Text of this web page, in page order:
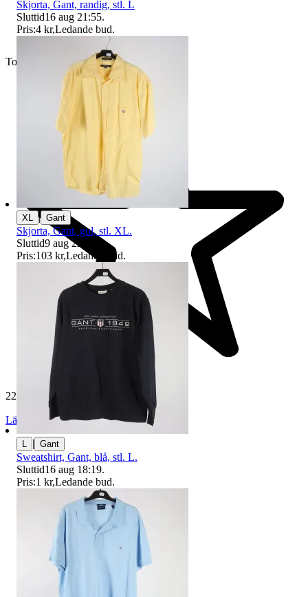
Toppsäljare
229 596 omdömen
Läs omdömen Följ
Skjorta, Gant, randig, stl. L
Sluttid16 aug 21:55.
Pris:4 kr,Ledande bud.
XL | Gant
Skjorta, Gant, gul, stl. XL.
Sluttid9 aug 22:00
Pris:103 kr,Ledande bud.
L | Gant
Sweatshirt, Gant, blå, stl. L.
Sluttid16 aug 18:19.
Pris:1 kr,Ledande bud.